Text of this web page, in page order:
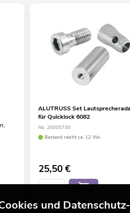
ALUTRUSS Set
für Quicklock 6082
No. 20000730
Bestand reicht ca. 12 Wo.
25,50€
und